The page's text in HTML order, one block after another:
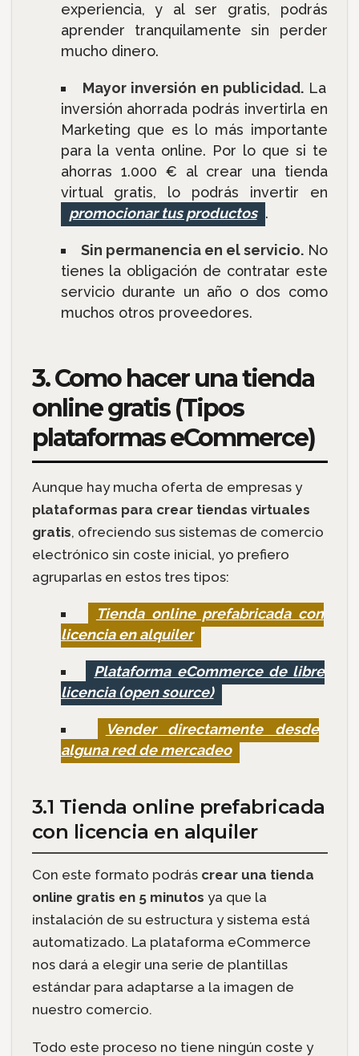
experiencia, y al ser gratis, podrás
aprender tranquilamente sin perder
mucho dinero.
Mayor inversión en publicidad. La
inversión ahorrada podrás invertirla en
Marketing que es lo más importante
para la venta online. Por lo que si te
ahorras 1.000 € al crear una tienda
virtual gratis, lo podrás invertir en
promocionar tus productos .
Sin permanencia en el servicio.No
tienes la obligación de contratar este
servicio durante un año o dos como
muchos otros proveedores.
3. Como hacer una tienda
online gratis (Tipos
plataformas eCommerce)
Aunque hay mucha oferta de empresas y
plataformas para crear tiendas virtuales
gratis, ofreciendo sus sistemas de comercio
electrónico sin coste inicial, yo prefiero
agruparlas en estos tres tipos:
Tienda online prefabricada con
licencia en alquiler
Plataforma eCommerce de libre
licencia (open source)
Vender directamente desde
alguna red de mercadeo
3.1 Tienda online prefabricada
con licencia en alquiler
Con este formato podrás crear una tienda
online gratis en 5 minutos ya que la
instalación de su estructura y sistema está
automatizado. La plataforma eCommerce
nos dará a elegir una serie de plantillas
estándar para adaptarse a la imagen de
nuestro comercio.
Todo este proceso no tiene ningún coste y